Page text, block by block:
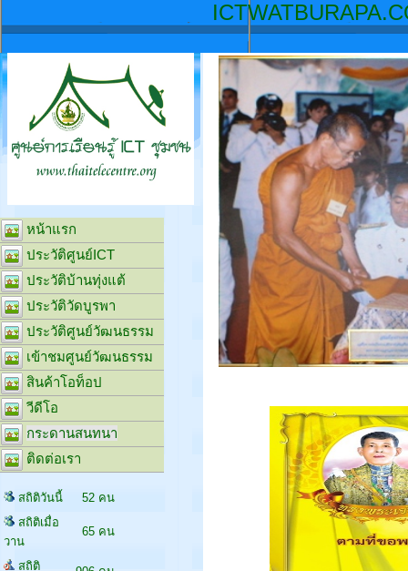
หน้าแรก
ประวัติศูนย์ICT
ประวัติบ้านทุ่งแต้
ประวัติวัดบูรพา
ประวัติศูนย์วัฒนธรรม
เข้าชมศูนย์วัฒนธรรม
สินค้าโอท็อป
วีดีโอ
กระดานสนทนา
ติดต่อเรา
สถิติวันนี้
52 คน
สถิติเมื่อ
วาน
65 คน
สถิติ